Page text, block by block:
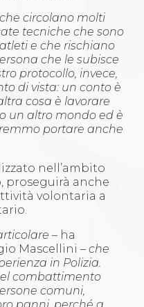
circolano molti
tecniche che sono
e che rischiano
che le subisce
protocollo, invece,
di vista: un conto è
cosa è lavorare
un altro mondo ed è
portare anche
nell’ambito
proseguirà anche
volontaria a
– ha
Mascellini –che
in Polizia.
combattimento
comuni,
panni, perché a